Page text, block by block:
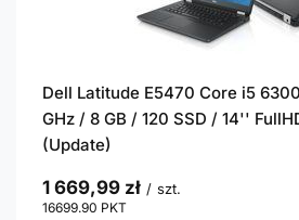
Dell Latitude E5470 Core i5
GHz / 8 GB / 120 SSD / 14''
(Update)
1 669,99 zł / szt.
16699.90 PKT